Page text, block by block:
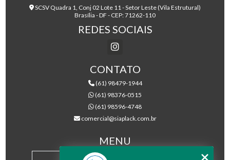
SCSV Quadra 1, Conj 02 Lote 11 - Setor Leste (Vila Estrutural)
Brasília - DF - CEP: 71262-110
REDES SOCIAIS
CONTATO
(61) 98479-1944
(61) 98376-0515
(61) 98596-4748
comercial@siaplack.com.br
MENU